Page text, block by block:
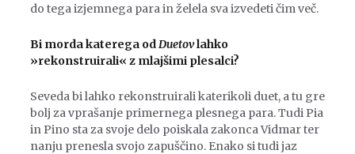
do tega izjemnega para in želela sva izvedeti čim več.
Bi morda katerega odDuetovlahko
»rekonstruirali« z mlajšimi plesalci?
Seveda bi lahko rekonstruirali katerikoli duet, a tu gre
bolj za vprašanje primernega plesnega para. Tudi Pia
in Pino sta za svoje delo poiskala zakonca Vidmar ter
nanju prenesla svojo zapuščino. Enako si tudi jaz